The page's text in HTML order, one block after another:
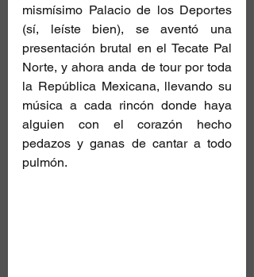
mismísimo Palacio de los Deportes
(sí, leíste bien), se aventó una
presentación brutal en el Tecate Pal
Norte, y ahora anda de tour por toda
la República Mexicana, llevando su
música a cada rincón donde haya
alguien con el corazón hecho
pedazos y ganas de cantar a todo
pulmón.